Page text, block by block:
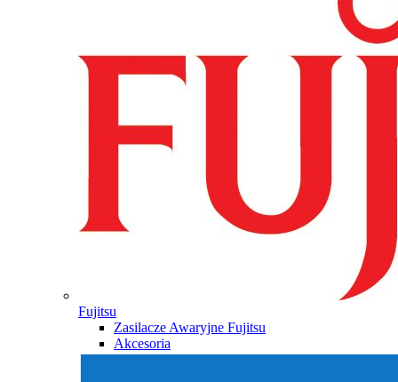
Fujitsu
Zasilacze Awaryjne Fujitsu
Akcesoria